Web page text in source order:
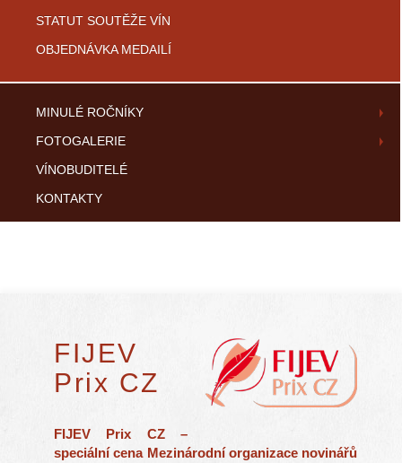
STATUT SOUTĚŽE VÍN
OBJEDNÁVKA MEDAILÍ
MINULÉ ROČNÍKY
FOTOGALERIE
VÍNOBUDITELÉ
KONTAKTY
FIJEV
Prix CZ
FIJEV Prix CZ –
speciální cena Mezinárodní organizace novinářů